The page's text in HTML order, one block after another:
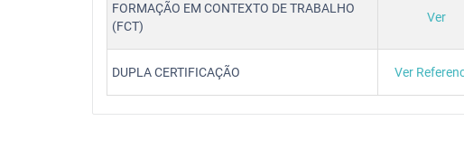
FORMAÇÃO EM CONTEXTO DE TRABALHO
(FCT)
Ver
DUPLA CERTIFICAÇÃO Ver